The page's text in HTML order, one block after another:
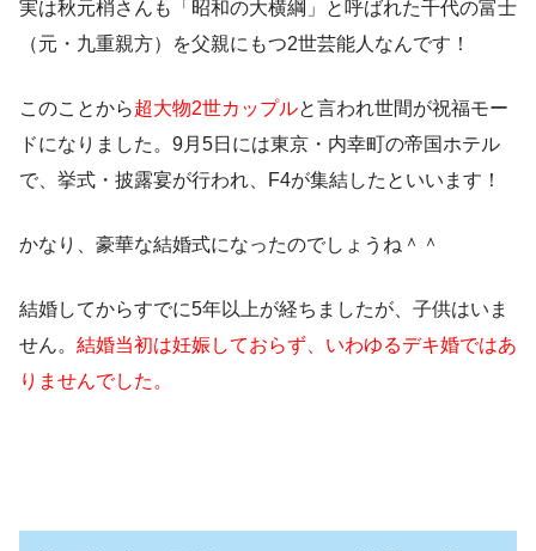
実は秋元梢さんも「昭和の大横綱」と呼ばれた千代の富士
（元・九重親方）を父親にもつ2世芸能人 なんです！
このことから超大物2世カップルと言われ世間が祝福モー
ドになりました。9月5日には東京・内幸町の帝国ホテル
で、挙式・披露宴が行われ、F4が集結したといいます！
かなり、豪華な結婚式になったのでしょうね＾＾
結婚してからすでに5年以上が経ちましたが、子供はいま
せん。 結婚当初は妊娠しておらず、いわゆるデキ婚ではあ
りませんでした。